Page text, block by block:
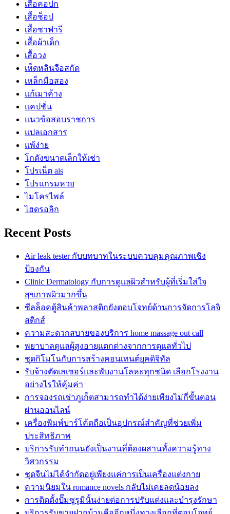
เสื้อคอปก
เสื้อช็อป
เสื้อซาฟารี
เสื้อผ้าเด็ก
เสื้อวง
เห็ดหลินจือสกัด
เหล็กมือสอง
แก้เมาค้าง
แคปชั่น
แนวข้อสอบราชการ
แปลเอกสาร
แพ้ง่าย
โกดังขนาดเล็กให้เช่า
โปรเน็ต ais
โปรแกรมหวย
ไมโครไพล์
ไฮดรอลิก
Recent Posts
Air leak tester กับบทบาทในระบบควบคุมคุณภาพเชิง
ป้องกัน
Clinic Dermatology กับการดูแลผิวสำหรับผู้ที่เริ่มใส่ใจ
สุขภาพผิวมากขึ้น
ซีลล็อคตู้สินค้าพลาสติกยังตอบโจทย์ด้านการจัดการโลจิ
สติกส์
ความสะดวกสบายของบริการ home massage out call
พยาบาลดูแลผู้สูงอายุแตกต่างจากการดูแลทั่วไป
ชุดกิโมโนกับการสร้างคอนเทนต์ยุคดิจิทัล
รับจ้างตัดเลเซอร์และพับงานโลหะทุกชนิด เลือกโรงงาน
อย่างไรให้คุ้มค่า
การจองรถเช่าภูเก็ตสามารถทำได้ง่ายเพียงไม่กี่ขั้นตอน
ผ่านออนไลน์
เครื่องพิมพ์บาร์โค้ดถือเป็นอุปกรณ์สำคัญที่ช่วยเพิ่ม
ประสิทธิภาพ
บริการรับทำถนนยังเป็นงานที่ต้องผสานทั้งความรู้ทาง
วิศวกรรม
ชุดจีนไม่ได้จำกัดอยู่เพียงแค่การเป็นเครื่องแต่งกาย
ความนิยมใน romance novels กลับไม่เคยลดน้อยลง
การติดตั้งปั๊มซูรูมินั้นง่ายต่อการปรับแต่งและบำรุงรักษา